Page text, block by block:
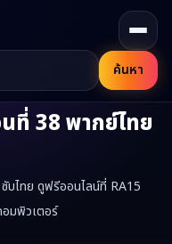
ค้นหา
ที่ 38พากย์ไทย
บไทย ดูฟรีออนไลน์ที่ RA15
มพิวเตอร์